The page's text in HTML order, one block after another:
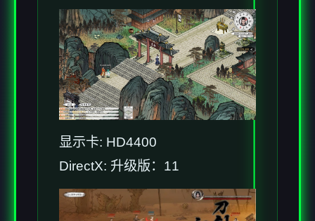
显示卡: HD4400
DirectX: 升级版：11